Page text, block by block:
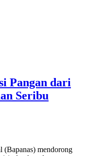
Pangan dari
Seribu
(Bapanas) mendorong